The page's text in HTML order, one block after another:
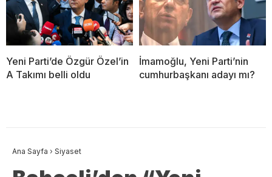
Yeni Parti’de Özgür Özel’in
A Takımı belli oldu
İmamoğlu, Yeni Parti’nin
cumhurbaşkanı adayı mı?
Ana Sayfa › Siyaset